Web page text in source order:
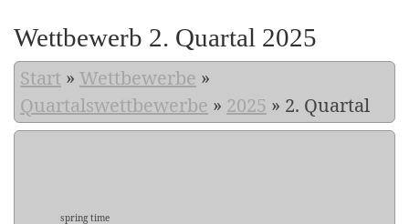
Wettbewerb 2. Quartal 2025
Start » Wettbewerbe »
Quartalswettbewerbe » 2025 » 2. Quartal
spring time